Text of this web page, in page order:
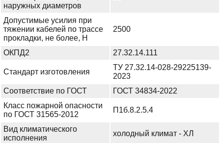
наружных диаметров
Допустимые усилия при
тяжении кабелей по трассе
прокладки, не более, Н
2500
ОКПД2 27.32.14.111
Стандарт изготовления
ТУ 27.32.14-028-29225139-
2023
Соответствие по ГОСТ
ГОСТ 34834-2022
Класс пожарной опасности
по ГОСТ 31565-2012
П1б.8.2.5.4
Вид климатического
исполнения
холодный климат - ХЛ